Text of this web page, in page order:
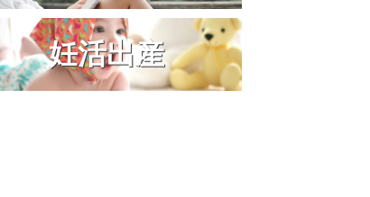
妊活出産